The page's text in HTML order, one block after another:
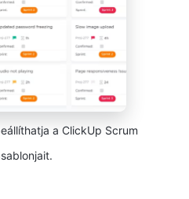
a ClickUp Scrum